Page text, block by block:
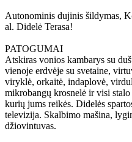
Autonominis dujinis šildymas,
al. Didelė Terasa!
PATOGUMAI
Atskiras vonios kambarys su
vienoje erdvėje su svetaine,
viryklė, orkaitė, indaplovė,
mikrobangų krosnelė ir visi
kurių jums reikės. Didelės
televizija. Skalbimo mašina,
džiovintuvas.